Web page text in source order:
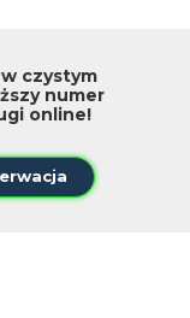
czystym
numer
online!